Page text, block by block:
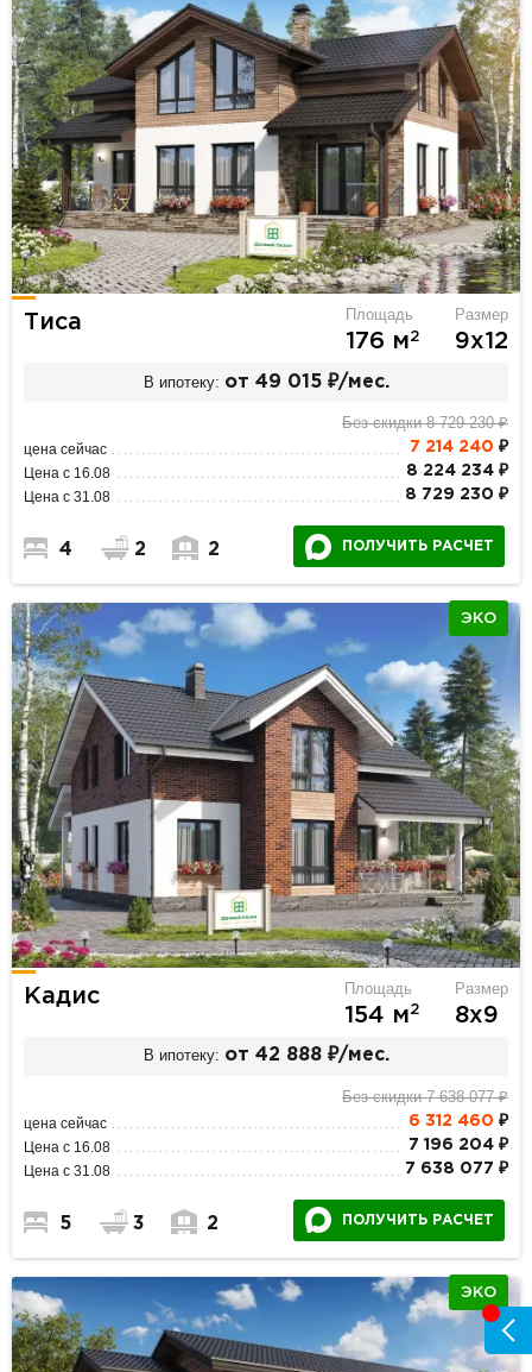
Тиса Площадь
176 м2
Размер
9х12
В ипотеку: от 49 015 ₽/мес.
Без скидки 8 729 230 ₽
цена сейчас 7 214 240 ₽
Цена с 16.08 8 224 234 ₽
Цена с 31.08 8 729 230 ₽
4 2 2 ПОЛУЧИТЬ РАСЧЕТ
ЭКО
Кадис Площадь
154 м2
Размер
8х9
В ипотеку: от 42 888 ₽/мес.
Без скидки 7 638 077 ₽
цена сейчас 6 312 460 ₽
Цена с 16.08 7 196 204 ₽
Цена с 31.08 7 638 077 ₽
5 3 2 ПОЛУЧИТЬ РАСЧЕТ
ЭКО